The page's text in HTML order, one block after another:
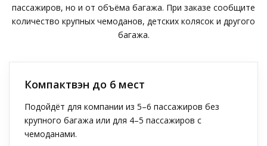
пассажиров, но и от объёма багажа. При заказе сообщите
количество крупных чемоданов, детских колясок и другого
багажа.
Компактвэн до 6 мест
Подойдёт для компании из 5–6 пассажиров без
крупного багажа или для 4–5 пассажиров с
чемоданами.